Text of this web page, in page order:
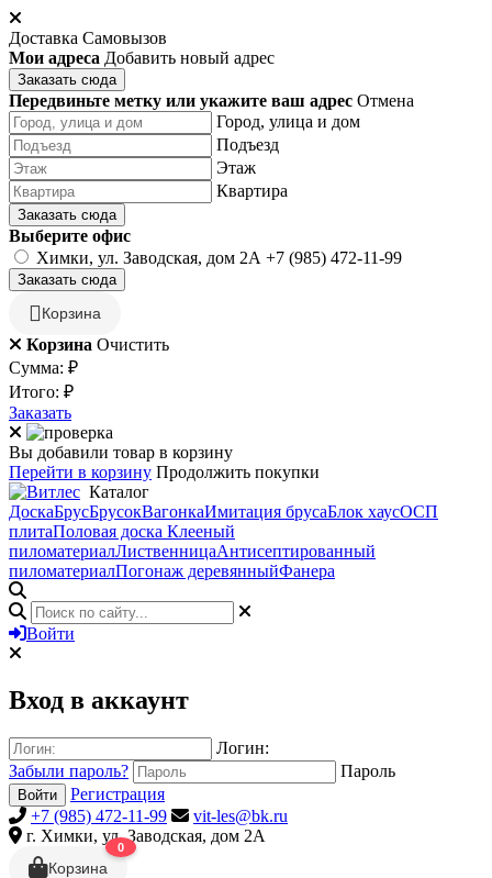
Доставка Самовызов
Мои адреса Добавить новый адрес
Заказать сюда
Передвиньте метку или укажите ваш адрес Отмена
Город, улица и дом
Подъезд
Этаж
Квартира
Заказать сюда
Выберите офис
Химки, ул. Заводская, дом 2А +7 (985) 472-11-99
Заказать сюда
Корзина
Корзина Очистить
Сумма: ₽
Итого: ₽
Заказать
Вы добавили товар в корзину
Перейти в корзину Продолжить покупки
Каталог
ДоскаБрусБрусокВагонкаИмитация брусаБлок хаусОСП
плитаПоловая доска Клееный
пиломатериалЛиственницаАнтисептированный
пиломатериалПогонаж деревянныйФанера
Войти
Вход в аккаунт
Логин:
Забыли пароль?
Пароль
Войти
Регистрация
+7 (985) 472-11-99
vit-les@bk.ru
г. Химки, ул. Заводская, дом 2А
Корзина
0